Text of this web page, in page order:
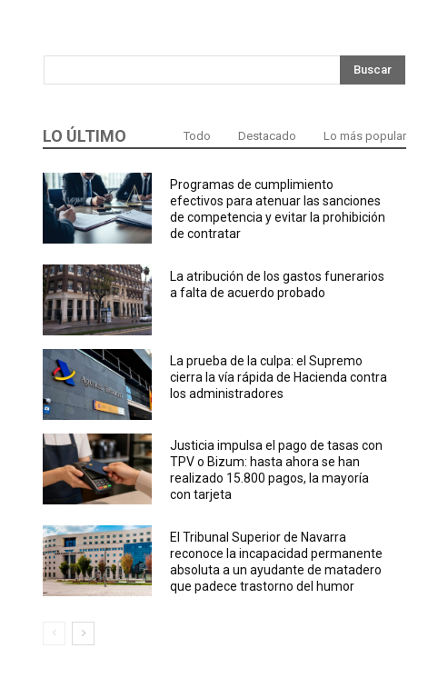
Buscar
LO ÚLTIMO Todo Destacado Lo más popular
Programas de cumplimiento
efectivos para atenuar las sanciones
de competencia y evitar la prohibición
de contratar
La atribución de los gastos funerarios
a falta de acuerdo probado
La prueba de la culpa: el Supremo
cierra la vía rápida de Hacienda contra
los administradores
Justicia impulsa el pago de tasas con
TPV o Bizum: hasta ahora se han
realizado 15.800 pagos, la mayoría
con tarjeta
El Tribunal Superior de Navarra
reconoce la incapacidad permanente
absoluta a un ayudante de matadero
que padece trastorno del humor